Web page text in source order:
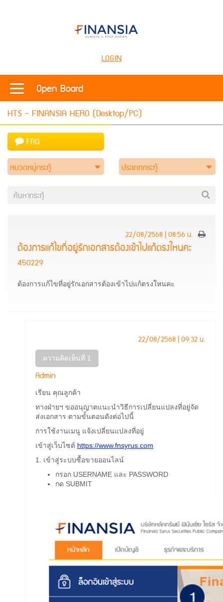
LOGIN
Open Board
HTS - FINANSIA HERO (Desktop/PC)
FAQ
หมวดหมู่กระทู้
ประเภทกระทู้
22/08/2568 | 08:56 น.
ต้องการแก้ไขที่อยู่รักเอกสารต้องเข้าไปแก้ตรงใหนคะ
450229
ต้องการแก้ไขที่อยู่รักเอกสารต้องเข้าไปแก้ตรงใหนคะ
22/08/2568 | 09:32 น.
ความคิดเห็นที่ 1
Admin
เรียน คุณลูกค้า
ทางฝ่ายฯ ขออนุญาตแนะนำวิธีการเปลี่ยนแปลงที่อยู่จัด
ส่งเอกสาร ตามขั้นตอนดังต่อไปนี้
การใช้งานเมนู แจ้งเปลี่ยนแปลงที่อยู่
เข้าสู่เว็บไซต์ https://www.fnsyrus.com
1. เข้าสู่ระบบซื้อขายออนไลน์
กรอก USERNAME และ PASSWORD
กด SUBMIT